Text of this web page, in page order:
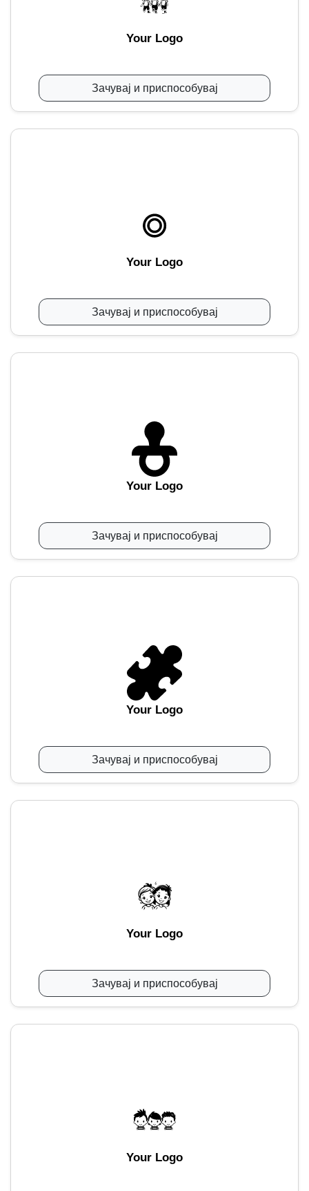
Your Logo
Зачувај и приспособувај
Your Logo
Зачувај и приспособувај
Your Logo
Зачувај и приспособувај
Your Logo
Зачувај и приспособувај
Your Logo
Зачувај и приспособувај
Your Logo